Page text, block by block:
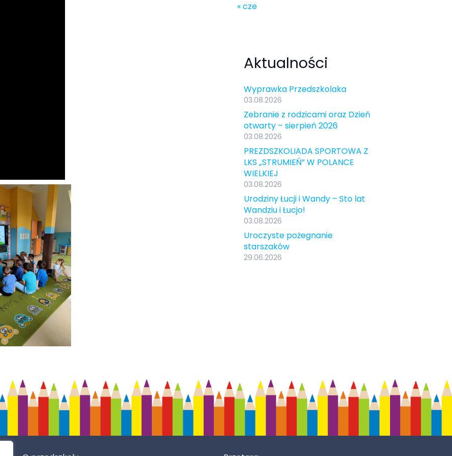
« cze
Aktualności
Wyprawka Przedszkolaka
03.08.2026
Zebranie z rodzicami oraz Dzień
otwarty – sierpień 2026
03.08.2026
PREZDSZKOLIADA SPORTOWA Z
LKS „STRUMIEŃ” W POLANCE
WIELKIEJ
03.08.2026
Urodziny Łucji i Wandy – Sto lat
Wandziu i Łucjo!
03.08.2026
Uroczyste pożegnanie
starszaków
29.06.2026